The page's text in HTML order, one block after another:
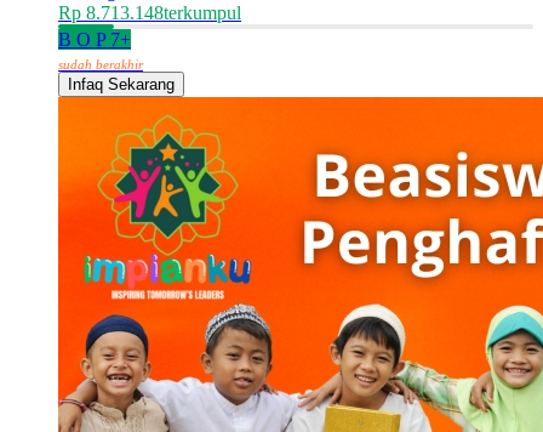
Rp 8.713.148terkumpul
B O P 7+
sudah berakhir
Infaq Sekarang